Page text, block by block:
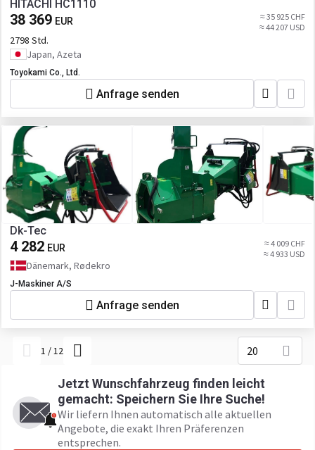
HITACHI HC1110
38 369 EUR
≈ 35 925 CHF
≈ 44 207 USD
2798 Std.
Japan, Azeta
Toyokami Co., Ltd.
Anfrage senden
Dk-Tec
4 282 EUR
≈ 4 009 CHF
≈ 4 933 USD
Dänemark, Rødekro
J-Maskiner A/S
Anfrage senden
1 /12 20
Jetzt Wunschfahrzeug finden leicht
gemacht: Speichern Sie Ihre Suche!
Wir liefern Ihnen automatisch alle aktuellen
Angebote, die exakt Ihren Präferenzen
entsprechen.